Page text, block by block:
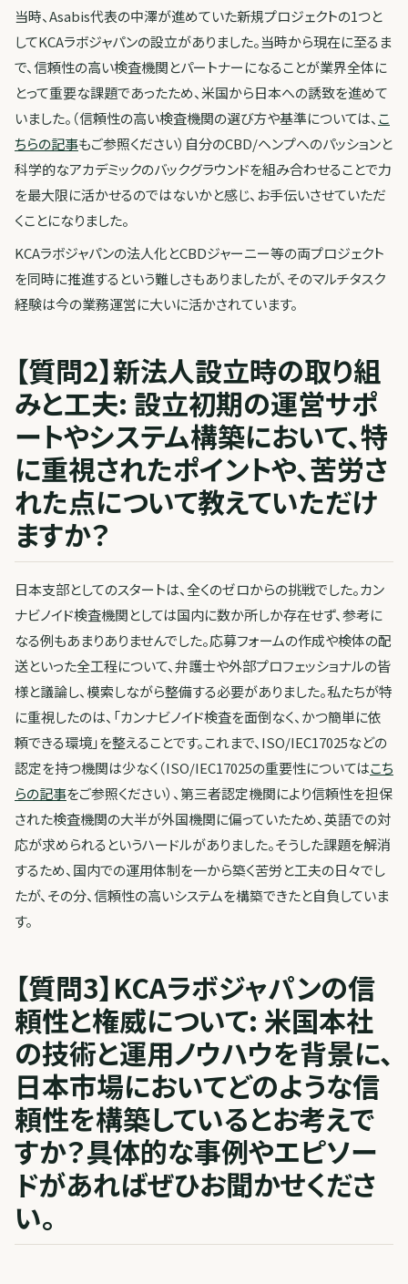
当時、Asabis代表の中澤が進めていた新規プロジェクトの1つと
してKCAラボジャパンの設立がありました。当時から現在に至るま
で、信頼性の高い検査機関とパートナーになることが業界全体に
とって重要な課題であったため、米国から日本への誘致を進めて
いました。（信頼性の高い検査機関の選び方や基準については、 こ
ちらの記事もご参照ください）自分のCBD/ヘンプへのパッションと
科学的なアカデミックのバックグラウンドを組み合わせることで力
を最大限に活かせるのではないかと感じ、お手伝いさせていただ
くことになりました。
KCAラボジャパンの法人化とCBDジャーニー等の両プロジェクト
を同時に推進するという難しさもありましたが、そのマルチタスク
経験は今の業務運営に大いに活かされています。
【質問2】新法人設立時の取り組
みと工夫: 設立初期の運営サポ
ートやシステム構築において、特
に重視されたポイントや、苦労さ
れた点について教えていただけ
ますか？
日本支部としてのスタートは、全くのゼロからの挑戦でした。カン
ナビノイド検査機関としては国内に数か所しか存在せず、参考に
なる例もあまりありませんでした。応募フォームの作成や検体の配
送といった全工程について、弁護士や外部プロフェッショナルの皆
様と議論し、模索しながら整備する必要がありました。私たちが特
に重視したのは、「カンナビノイド検査を面倒なく、かつ簡単に依
頼できる環境」を整えることです。これまで、ISO/IEC17025などの
認定を持つ機関は少なく（ISO/IEC17025の重要性についてはこち
らの記事をご参照ください）、第三者認定機関により信頼性を担保
された検査機関の大半が外国機関に偏っていたため、英語での対
応が求められるというハードルがありました。そうした課題を解消
するため、国内での運用体制を一から築く苦労と工夫の日々でし
たが、その分、信頼性の高いシステムを構築できたと自負していま
す。
【質問3】KCAラボジャパンの信
頼性と権威について: 米国本社
の技術と運用ノウハウを背景に、
日本市場においてどのような信
頼性を構築しているとお考えで
すか？具体的な事例やエピソー
ドがあればぜひお聞かせくださ
い。